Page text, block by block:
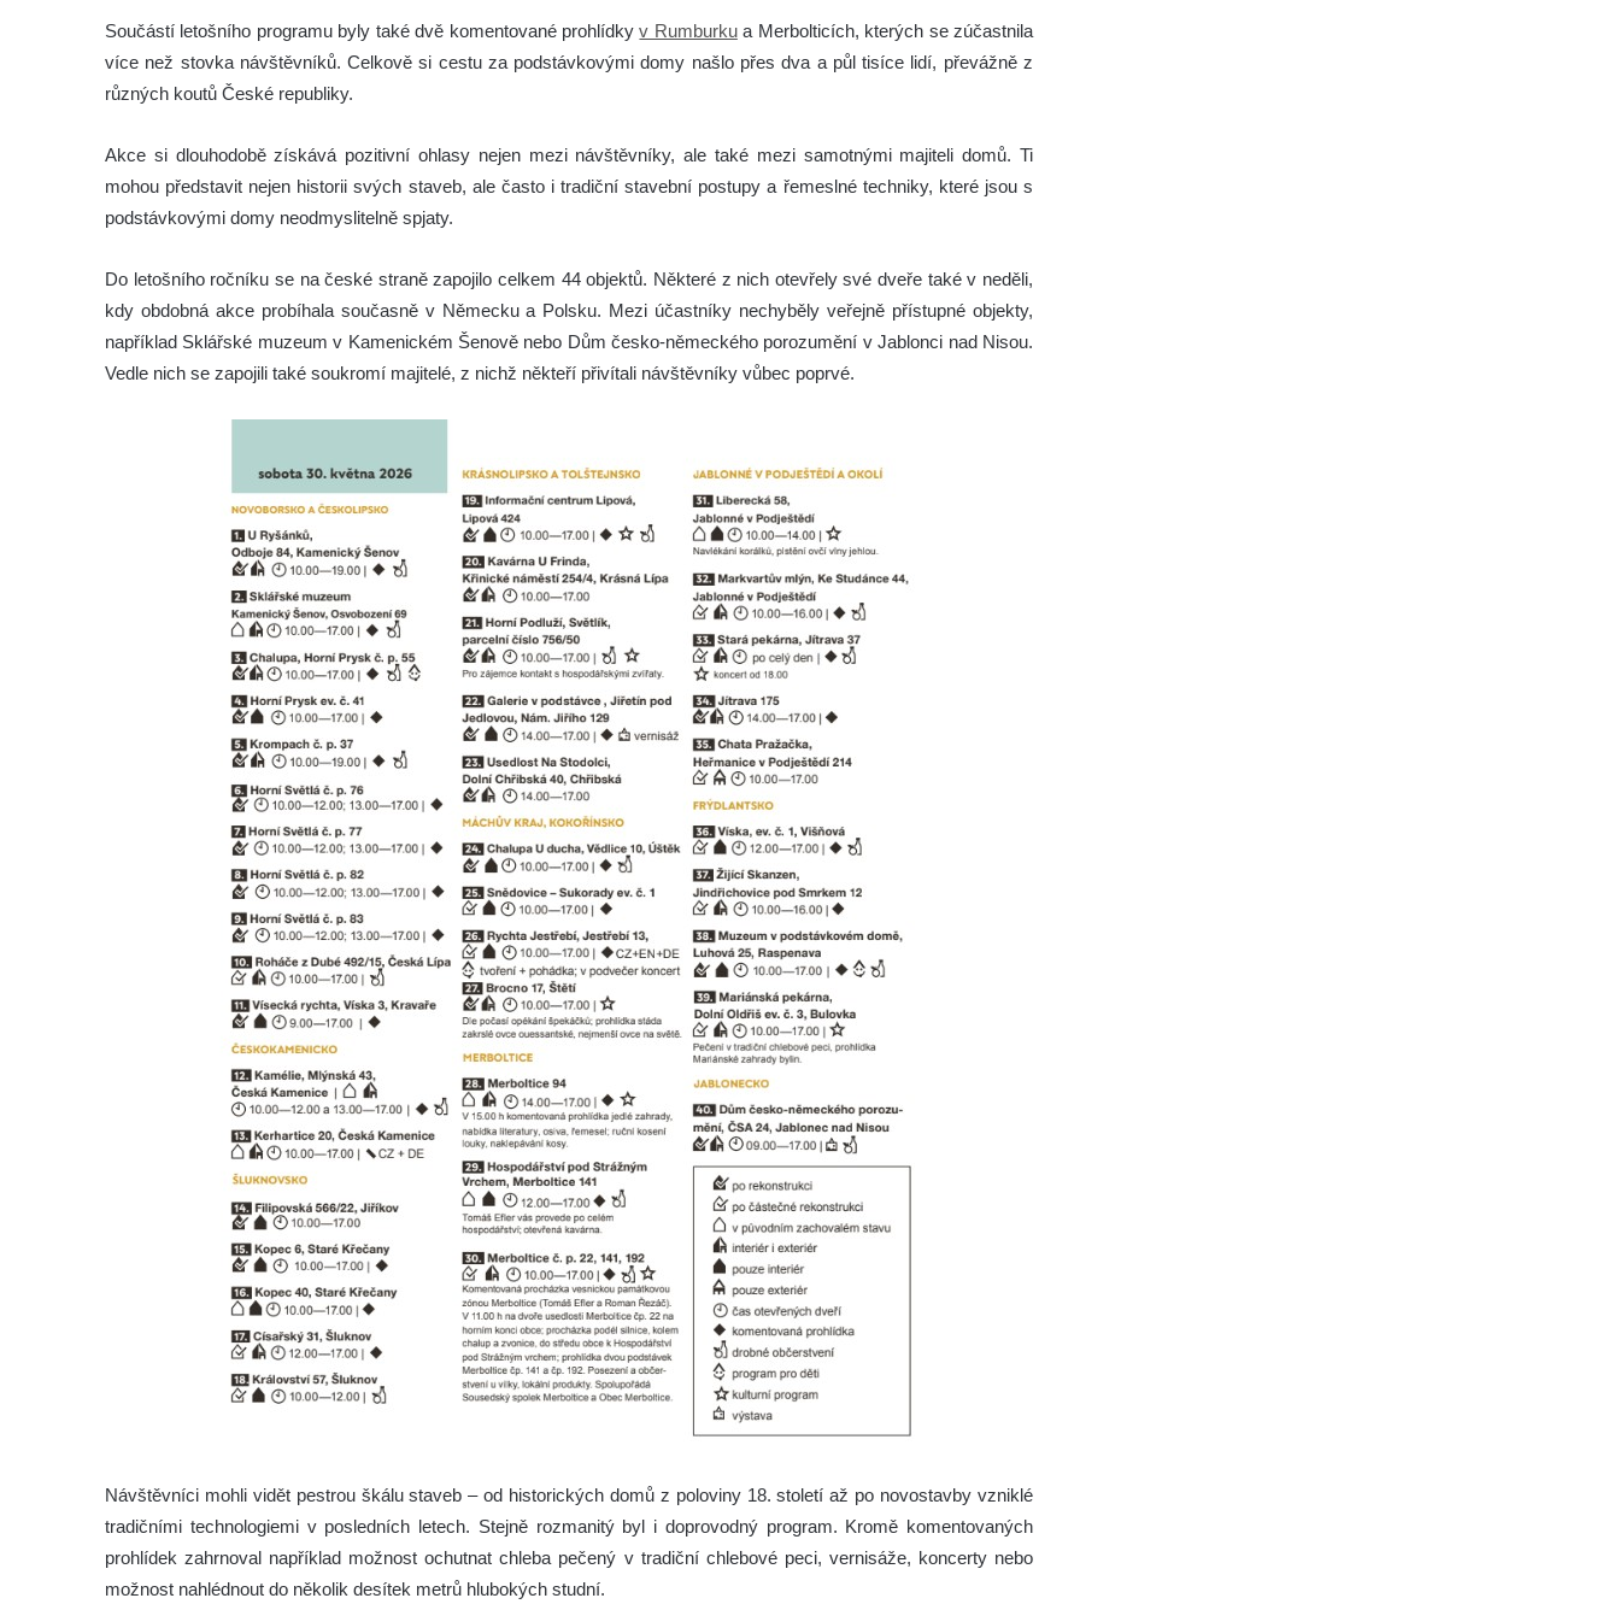
Součástí letošního programu byly také dvě komentované prohlídkyv Rumburkua Merbolticích, kterých se zúčastnila
více než stovka návštěvníků. Celkově si cestu za podstávkovými domy našlo přes dva a půl tisíce lidí, převážně z
různých koutů České republiky.
Akce si dlouhodobě získává pozitivní ohlasy nejen mezi návštěvníky, ale také mezi samotnými majiteli domů. Ti
mohou představit nejen historii svých staveb, ale často i tradiční stavební postupy a řemeslné techniky, které jsou s
podstávkovými domy neodmyslitelně spjaty.
Do letošního ročníku se na české straně zapojilo celkem 44 objektů. Některé z nich otevřely své dveře také v neděli,
kdy obdobná akce probíhala současně v Německu a Polsku. Mezi účastníky nechyběly veřejně přístupné objekty,
například Sklářské muzeum v Kamenickém Šenově nebo Dům česko-německého porozumění v Jablonci nad Nisou.
Vedle nich se zapojili také soukromí majitelé, z nichž někteří přivítali návštěvníky vůbec poprvé.
Návštěvníci mohli vidět pestrou škálu staveb – od historických domů z poloviny 18. století až po novostavby vzniklé
tradičními technologiemi v posledních letech. Stejně rozmanitý byl i doprovodný program. Kromě komentovaných
prohlídek zahrnoval například možnost ochutnat chleba pečený v tradiční chlebové peci, vernisáže, koncerty nebo
možnost nahlédnout do několik desítek metrů hlubokých studní.